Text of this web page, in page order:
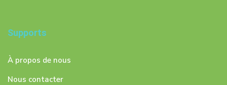
Supports
À propos de nous
Nous contacter